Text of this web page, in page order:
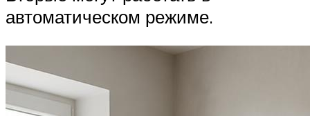
автоматическом режиме.